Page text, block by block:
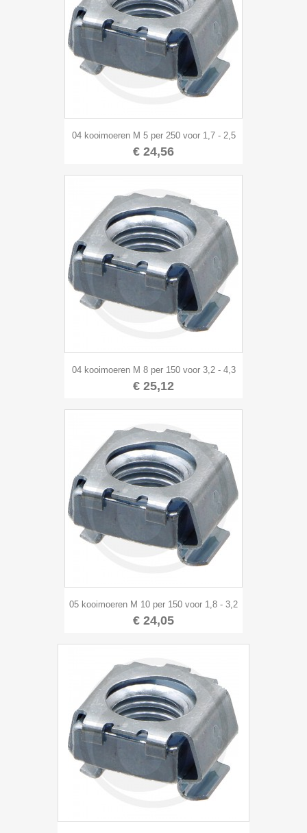
04 kooimoeren M 5 per 250 voor 1,7 - 2,5
€ 24,56
04 kooimoeren M 8 per 150 voor 3,2 - 4,3
€ 25,12
05 kooimoeren M 10 per 150 voor 1,8 - 3,2
€ 24,05